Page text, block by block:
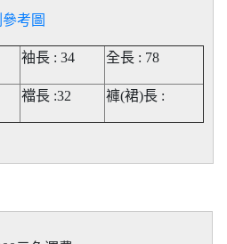
考圖
袖長 : 34 全長 : 78
襠長 :32 褲(裙)長 :